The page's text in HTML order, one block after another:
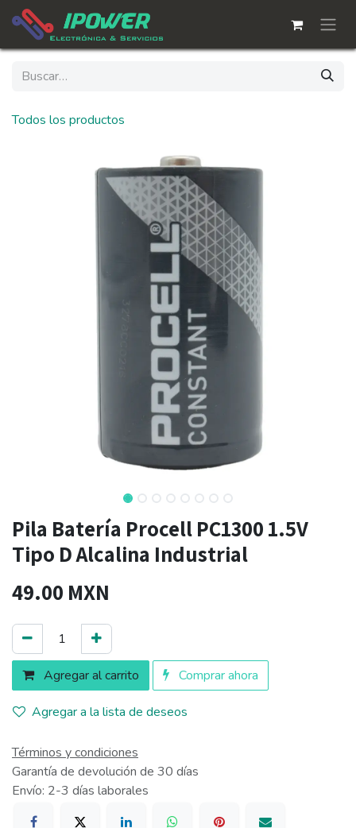
Ir al contenido
Todos los productos
Pila Batería Procell PC1300 1.5V
Tipo D Alcalina Industrial
49.00 MXN
Agregar al carrito Comprar ahora
Agregar a la lista de deseos
Términos y condiciones
Garantía de devolución de 30 días
Envío: 2-3 días laborales